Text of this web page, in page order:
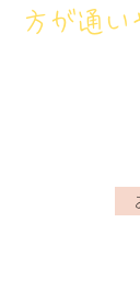
方が通い